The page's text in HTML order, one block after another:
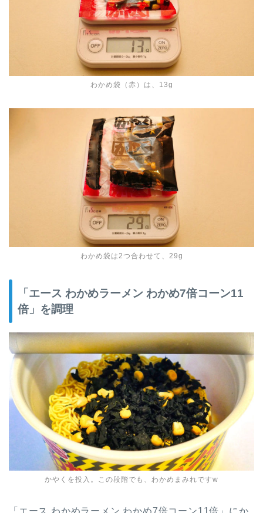
わかめ袋（赤）は、13g
わかめ袋は2つ合わせて、29g
「エース わかめラーメン わかめ7倍コーン11
倍」を調理
かやくを投入。この段階でも、わかめまみれですw
「エース わかめラーメン わかめ7倍コーン11倍」にか